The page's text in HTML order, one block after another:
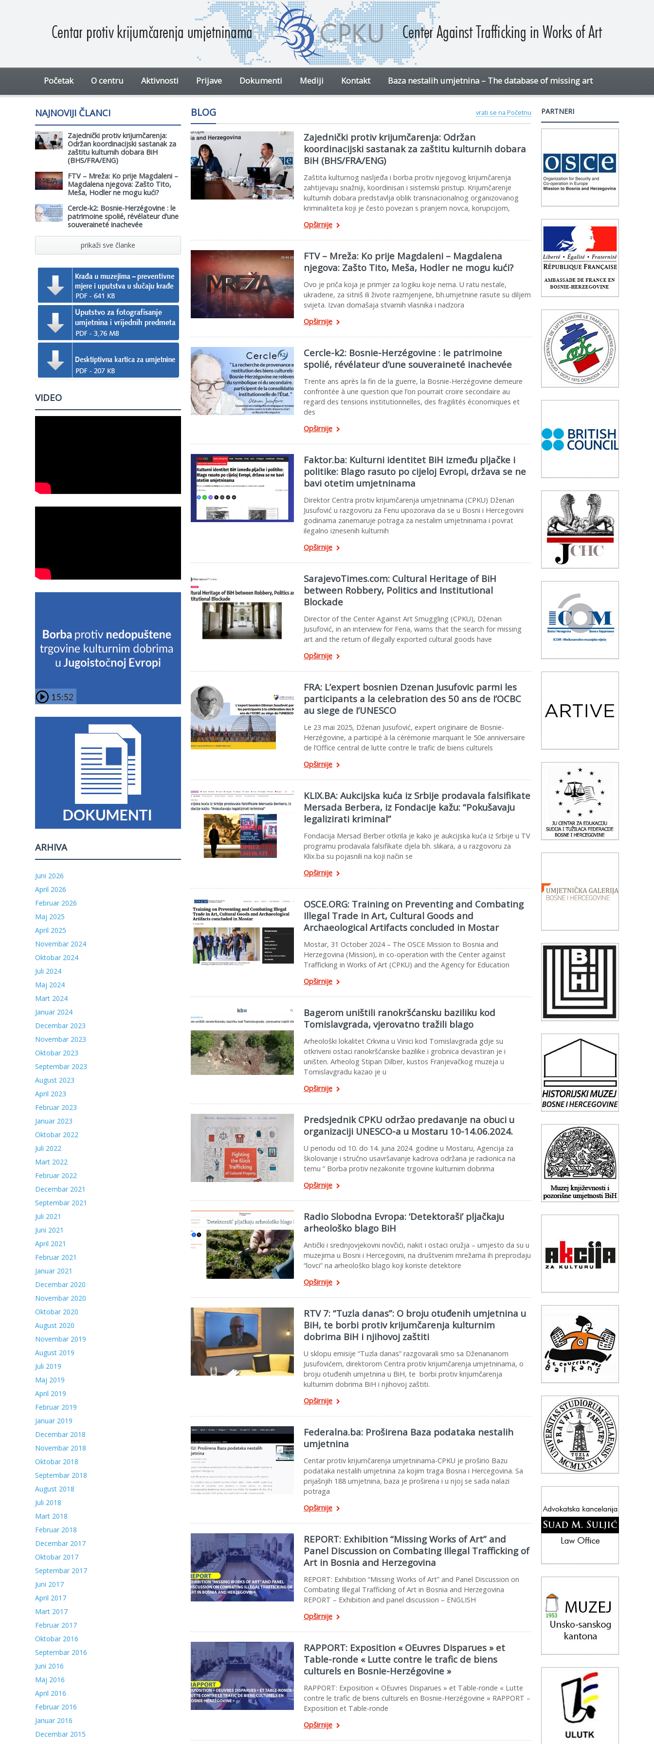
Početak O centru Aktivnosti Prijave Dokumenti Mediji Kontakt Baza nestalih umjetnina – The database of missing art
vrati se na Početnu
BLOG
Zajednički protiv krijumčarenja: Održan
koordinacijski sastanak za zaštitu kulturnih dobara
BiH (BHS/FRA/ENG)
Zaštita kulturnog nasljeđa i borba protiv njegovog krijumčarenja
zahtijevaju snažniji, koordinisan i sistemski pristup. Krijumčarenje
kulturnih dobara predstavlja oblik transnacionalnog organizovanog
kriminaliteta koji je često povezan s pranjem novca, korupcijom,
Opširnije
FTV – Mreža: Ko prije Magdaleni – Magdalena
njegova: Zašto Tito, Meša, Hodler ne mogu kući?
Ovo je priča koja je primjer za logiku koje nema. U ratu nestale,
ukradene, za sitniš ili živote razmjenjene, bh.umjetnine rasute su diljem
svijeta. Izvan domašaja stvarnih vlasnika i nadzora
Opširnije
Cercle-k2: Bosnie-Herzégovine : le patrimoine
spolié, révélateur d’une souveraineté inachevée
Trente ans après la fin de la guerre, la Bosnie-Herzégovine demeure
confrontée à une question que l’on pourrait croire secondaire au
regard des tensions institutionnelles, des fragilités économiques et
des
Opširnije
Faktor.ba: Kulturni identitet BiH između pljačke i
politike: Blago rasuto po cijeloj Evropi, država se ne
bavi otetim umjetninama
Direktor Centra protiv krijumčarenja umjetninama (CPKU) Dženan
Jusufović u razgovoru za Fenu upozorava da se u Bosni i Hercegovini
godinama zanemaruje potraga za nestalim umjetninama i povrat
ilegalno iznesenih kulturnih
Opširnije
SarajevoTimes.com: Cultural Heritage of BiH
between Robbery, Politics and Institutional
Blockade
Director of the Center Against Art Smuggling (CPKU), Dženan
Jusufović, in an interview for Fena, warns that the search for missing
art and the return of illegally exported cultural goods have
Opširnije
FRA: L’expert bosnien Dzenan Jusufovic parmi les
participants a la celebration des 50 ans de I’OCBC
au siege de I’UNESCO
Le 23 mai 2025, Dženan Jusufović, expert originaire de Bosnie-
Herzégovine, a participé à la cérémonie marquant le 50e anniversaire
de l’Office central de lutte contre le trafic de biens culturels
Opširnije
KLIX.BA: Aukcijska kuća iz Srbije prodavala falsifikate
Mersada Berbera, iz Fondacije kažu: “Pokušavaju
legalizirati kriminal”
Fondacija Mersad Berber otkrila je kako je aukcijska kuća iz Srbije u TV
programu prodavala falsifikate djela bh. slikara, a u razgovoru za
Klix.ba su pojasnili na koji način se
Opširnije
OSCE.ORG: Training on Preventing and Combating
Illegal Trade in Art, Cultural Goods and
Archaeological Artifacts concluded in Mostar
Mostar, 31 October 2024 – The OSCE Mission to Bosnia and
Herzegovina (Mission), in co-operation with the Center against
Trafficking in Works of Art (CPKU) and the Agency for Education
Opširnije
Bagerom uništili ranokršćansku baziliku kod
Tomislavgrada, vjerovatno tražili blago
Arheološki lokalitet Crkvina u Vinici kod Tomislavgrada gdje su
otkriveni ostaci ranokršćanske bazilike i grobnica devastiran je i
uništen. Arheolog Stipan Dilber, kustos Franjevačkog muzeja u
Tomislavgradu kazao je u
Opširnije
Predsjednik CPKU održao predavanje na obuci u
organizaciji UNESCO-a u Mostaru 10-14.06.2024.
U periodu od 10. do 14. juna 2024. godine u Mostaru, Agencija za
školovanje i stručno usavršavanje kadrova održana je radionica na
temu ” Borba protiv nezakonite trgovine kulturnim dobrima
Opširnije
Radio Slobodna Evropa: ‘Detektoraši’ pljačkaju
arheološko blago BiH
Antički i srednjovjekovni novčići, nakit i ostaci oružja – umjesto da su u
muzejima u Bosni i Hercegovini, na društvenim mrežama ih preprodaju
“lovci” na arheološko blago koji koriste detektore
Opširnije
RTV 7: “Tuzla danas”: O broju otuđenih umjetnina u
BiH, te borbi protiv krijumčarenja kulturnim
dobrima BiH i njihovoj zaštiti
U sklopu emisije “Tuzla danas” razgovarali smo sa Dženananom
Jusufovićem, direktorom Centra protiv krijumčarenja umjetninama, o
broju otuđenih umjetnina u BiH, te borbi protiv krijumčarenja
kulturnim dobrima BiH i njihovoj zaštiti.
Opširnije
Federalna.ba: Proširena Baza podataka nestalih
umjetnina
Centar protiv krijumčarenja umjetninama-CPKU je proširio Bazu
podataka nestalih umjetnina za kojim traga Bosna i Hercegovina. Sa
prijašnjih 188 umjetnina, baza je proširena i u njoj se sada nalazi
potraga
Opširnije
REPORT: Exhibition “Missing Works of Art” and
Panel Discussion on Combating Illegal Trafficking of
Art in Bosnia and Herzegovina
REPORT: Exhibition “Missing Works of Art” and Panel Discussion on
Combating Illegal Trafficking of Art in Bosnia and Herzegovina
REPORT – Exhibition and panel discussion – ENGLISH
Opširnije
RAPPORT: Exposition « OEuvres Disparues » et
Table-ronde « Lutte contre le trafic de biens
culturels en Bosnie-Herzégovine »
RAPPORT: Exposition « OEuvres Disparues » et Table-ronde « Lutte
contre le trafic de biens culturels en Bosnie-Herzégovine » RAPPORT –
Exposition et Table-ronde
Opširnije
PARTNERI
NAJNOVIJI ČLANCI
Zajednički protiv krijumčarenja:
Održan koordinacijski sastanak za
zaštitu kulturnih dobara BiH
(BHS/FRA/ENG)
FTV – Mreža: Ko prije Magdaleni –
Magdalena njegova: Zašto Tito,
Meša, Hodler ne mogu kući?
Cercle-k2: Bosnie-Herzégovine : le
patrimoine spolié, révélateur d’une
souveraineté inachevée
prikaži sve članke
VIDEO
ARHIVA
Juni 2026
April 2026
Februar 2026
Maj 2025
April 2025
Novembar 2024
Oktobar 2024
Juli 2024
Maj 2024
Mart 2024
Januar 2024
Decembar 2023
Novembar 2023
Oktobar 2023
Septembar 2023
August 2023
April 2023
Februar 2023
Januar 2023
Oktobar 2022
Juli 2022
Mart 2022
Februar 2022
Decembar 2021
Septembar 2021
Juli 2021
Juni 2021
April 2021
Februar 2021
Januar 2021
Decembar 2020
Novembar 2020
Oktobar 2020
August 2020
Novembar 2019
August 2019
Juli 2019
Maj 2019
April 2019
Februar 2019
Januar 2019
Decembar 2018
Novembar 2018
Oktobar 2018
Septembar 2018
August 2018
Juli 2018
Mart 2018
Februar 2018
Decembar 2017
Oktobar 2017
Septembar 2017
Juni 2017
April 2017
Mart 2017
Februar 2017
Oktobar 2016
Septembar 2016
Juni 2016
Maj 2016
April 2016
Februar 2016
Januar 2016
Decembar 2015